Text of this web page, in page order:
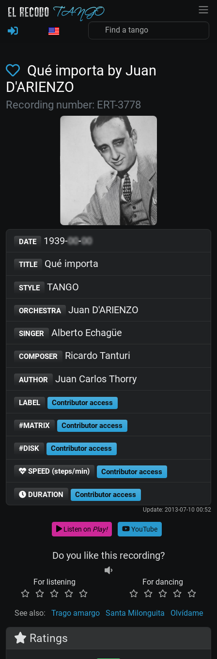
Qué importa by Juan
D'ARIENZO
Recording number: ERT-3778
DATE 1939-00-00
TITLE Qué importa
STYLE TANGO
ORCHESTRA Juan D'ARIENZO
SINGER Alberto Echagüe
COMPOSER Ricardo Tanturi
AUTHOR Juan Carlos Thorry
LABEL Contributor access
#MATRIX Contributor access
#DISK Contributor access
SPEED (steps/min) Contributor access
DURATION Contributor access
Update: 2013-07-10 00:52
Listen on Play! YouTube
Do you like this recording?
For listening For dancing
See also: Trago amargo Santa Milonguita Olvídame
Ratings